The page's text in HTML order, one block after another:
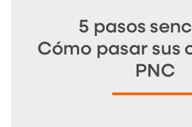
5 pasos
Cómo pasar sus
PNC